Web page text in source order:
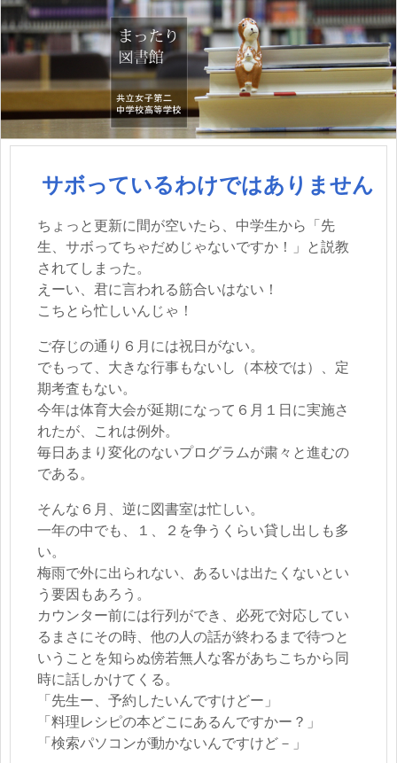
サボっているわけではありません
ちょっと更新に間が空いたら、中学生から「先
生、サボってちゃだめじゃないですか！」と説教
されてしまった。
えーい、君に言われる筋合いはない！
こちとら忙しいんじゃ！
ご存じの通り６月には祝日がない。
でもって、大きな行事もないし（本校では）、定
期考査もない。
今年は体育大会が延期になって６月１日に実施さ
れたが、これは例外。
毎日あまり変化のないプログラムが粛々と進むの
である。
そんな６月、逆に図書室は忙しい。
一年の中でも、１、２を争うくらい貸し出しも多
い。
梅雨で外に出られない、あるいは出たくないとい
う要因もあろう。
カウンター前には行列ができ、必死で対応してい
るまさにその時、他の人の話が終わるまで待つと
いうことを知らぬ傍若無人な客があちこちから同
時に話しかけてくる。
「先生ー、予約したいんですけどー」
「料理レシピの本どこにあるんですかー？」
「検索パソコンが動かないんですけど－」